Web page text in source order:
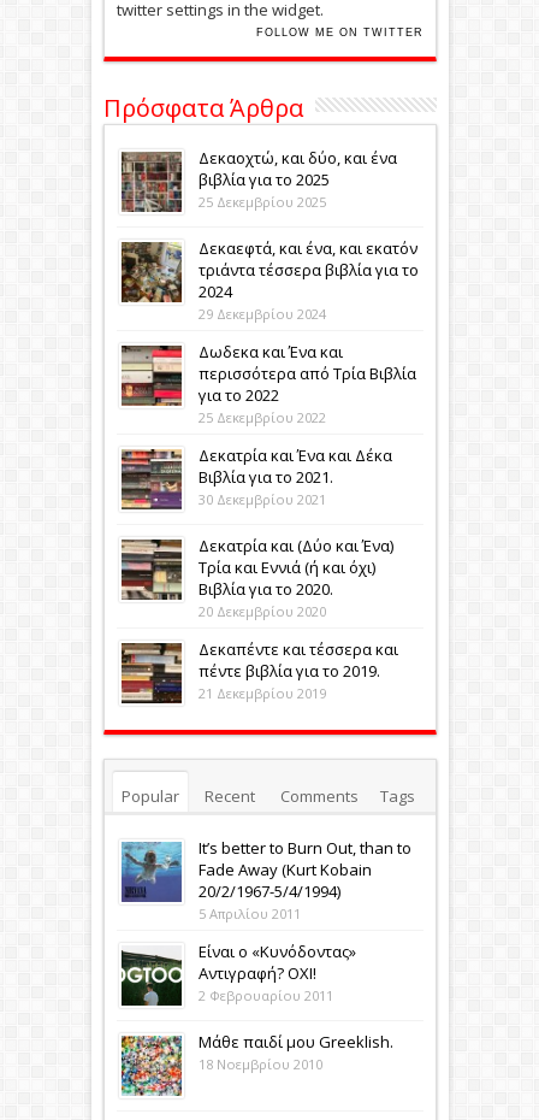
twitter settings in the widget.
FOLLOW ME ON TWITTER
Πρόσφατα Άρθρα
Δεκαοχτώ, και δύο, και ένα
βιβλία για το 2025
25 Δεκεμβρίου 2025
Δεκαεφτά, και ένα, και εκατόν
τριάντα τέσσερα βιβλία για το
2024
29 Δεκεμβρίου 2024
Δωδεκα και Ένα και
περισσότερα από Τρία Βιβλία
για το 2022
25 Δεκεμβρίου 2022
Δεκατρία και Ένα και Δέκα
Βιβλία για το 2021.
30 Δεκεμβρίου 2021
Δεκατρία και (Δύο και Ένα)
Τρία και Εννιά (ή και όχι)
Βιβλία για το 2020.
20 Δεκεμβρίου 2020
Δεκαπέντε και τέσσερα και
πέντε βιβλία για το 2019.
21 Δεκεμβρίου 2019
Popular Recent Comments Tags
It’s better to Burn Out, than to
Fade Away (Κurt Kobain
20/2/1967-5/4/1994)
5 Απριλίου 2011
Eίναι ο «Κυνόδοντας»
Αντιγραφή? ΟΧΙ!
2 Φεβρουαρίου 2011
Μάθε παιδί μου Greeklish.
18 Νοεμβρίου 2010